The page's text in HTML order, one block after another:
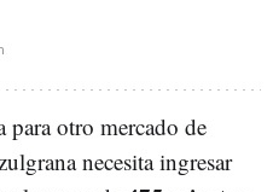
para otro mercado de
necesita ingresar